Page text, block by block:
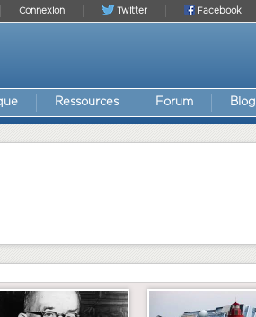
Facebook
Twitter
Connexion
Ressources Forum Blog